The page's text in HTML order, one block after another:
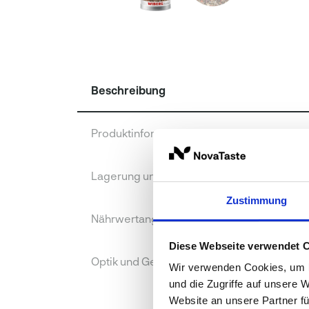
Zustimmung
Diese Webseite verwendet
Wir verwenden Cookies,
und die Zugriffe auf unsere
Website an unsere Partner
Beschreibung
Produktinformationen
Lagerung und Verpackung
Nährwertangaben je 100 g
Optik und Geschmack